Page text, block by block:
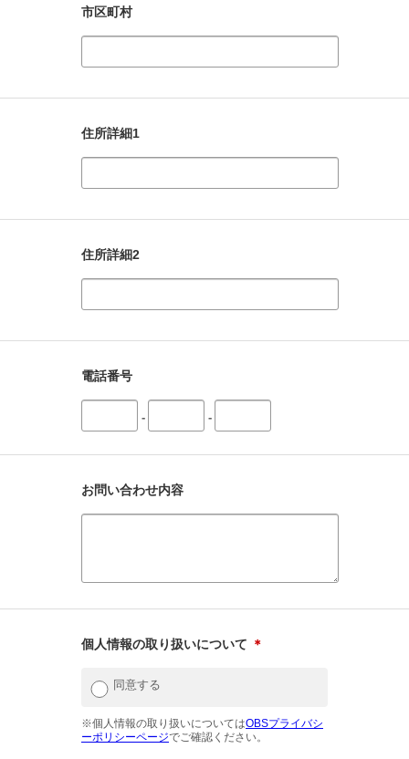
市区町村
住所詳細1
住所詳細2
電話番号
- -
お問い合わせ内容
個人情報の取り扱いについて ＊
同意する
※個人情報の取り扱いについてはOBSプライバシ
ーポリシーページでご確認ください。